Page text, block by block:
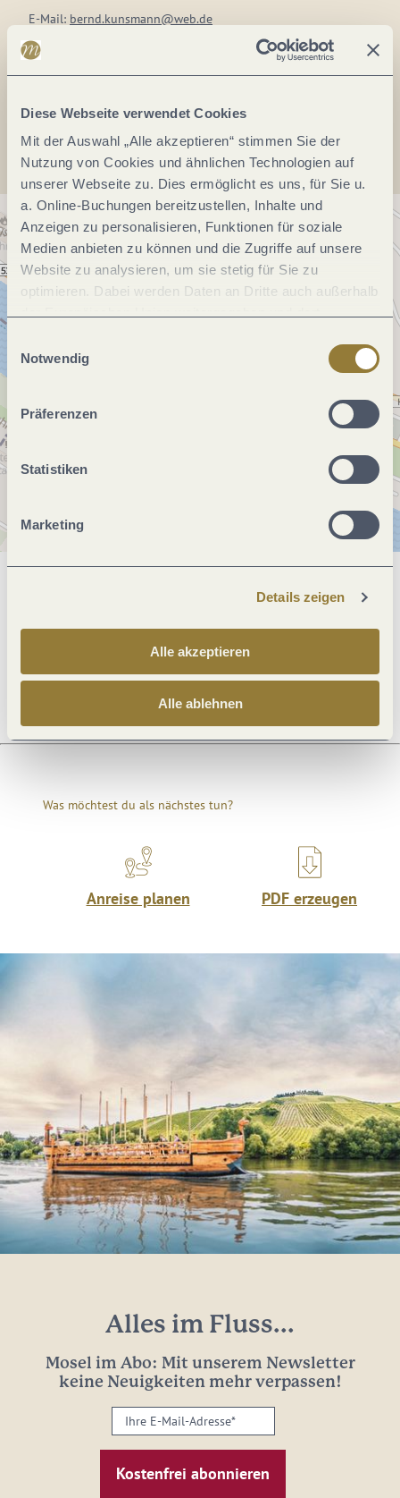
Diese Webseite verwendet Cookies
Mit der Auswahl „Alle akzeptieren“ stimmen Sie der
Nutzung von Cookies und ähnlichen Technologien auf
unserer Webseite zu. Dies ermöglicht es uns, für Sie u.
a. Online-Buchungen bereitzustellen, Inhalte und
Anzeigen zu personalisieren, Funktionen für soziale
Medien anbieten zu können und die Zugriffe auf unsere
Website zu analysieren, um sie stetig für Sie zu
optimieren. Dabei werden Daten an Dritte auch außerhalb
jederzeit widerrufen werden. Mit der Auswahl "Alle
ablehnen" kann es zu Beeinträchtigungen in der Nutzung
Notwendig
Präferenzen
Statistiken
Marketing
Details zeigen
Alle akzeptieren
Alle ablehnen
E-Mail: bernd.kunsmann@web.de
Webseite:
www.xn--bckerei-kunsmann-vnb.de/c/broetchen
Anreise planen
Allgemeine Informationen
Was möchtest du als nächstes tun?
Anreise planen PDF erzeugen
Alles im Fluss...
Mosel im Abo: Mit unserem Newsletter
keine Neuigkeiten mehr verpassen!
Ihre
E-
Mail-
Adresse: